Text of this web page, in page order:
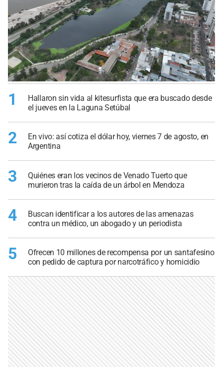
1
Hallaron sin vida al kitesurfista que era buscado desde
el jueves en la Laguna Setúbal
2
En vivo: así cotiza el dólar hoy, viernes 7 de agosto, en
Argentina
3
Quiénes eran los vecinos de Venado Tuerto que
murieron tras la caída de un árbol en Mendoza
4
Buscan identificar a los autores de las amenazas
contra un médico, un abogado y un periodista
5
Ofrecen 10 millones de recompensa por un santafesino
con pedido de captura por narcotráfico y homicidio